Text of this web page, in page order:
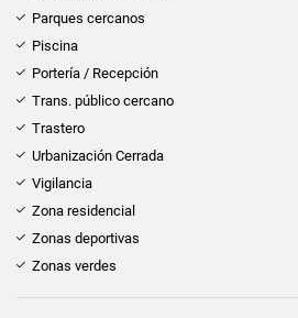
Parques cercanos
Piscina
Portería / Recepción
Trans. público cercano
Trastero
Urbanización Cerrada
Vigilancia
Zona residencial
Zonas deportivas
Zonas verdes